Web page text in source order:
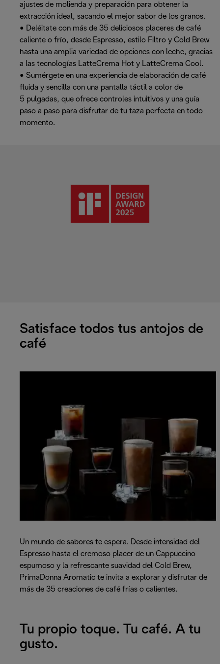
ajustes de molienda y preparación para obtener la
extracción ideal, sacando el mejor sabor de los granos.
• Deléitate con más de 35 deliciosos placeres de café
caliente o frío, desde Espresso, estilo Filtro y Cold Brew
hasta una amplia variedad de opciones con leche, gracias
a las tecnologías LatteCrema Hot y LatteCrema Cool.
• Sumérgete en una experiencia de elaboración de café
fluida y sencilla con una pantalla táctil a color de
5 pulgadas, que ofrece controles intuitivos y una guía
paso a paso para disfrutar de tu taza perfecta en todo
momento.
Satisface todos tus antojos de
café
Un mundo de sabores te espera. Desde intensidad del
Espresso hasta el cremoso placer de un Cappuccino
espumoso y la refrescante suavidad del Cold Brew,
PrimaDonna Aromatic te invita a explorar y disfrutar de
más de 35 creaciones de café frías o calientes.
Tu propio toque. Tu café. A tu
gusto.